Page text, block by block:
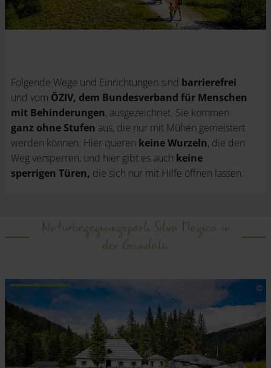
Folgende Wege und Einrichtungen sind barrierefrei
und vom ÖZIV, dem Bundesverband für Menschen
mit Behinderungen, ausgezeichnet. Sie kommen
ganz ohne Stufen aus, die nur mit Mühen gemeistert
werden können. Hier queren keine Wurzeln, die den
Weg versperren, und hier gibt es auch keine
sperrigen Türen, die sich nur mit Hilfe öffnen lassen.
Naturbegegnungspark Silva Magica in
der Grundalm
.